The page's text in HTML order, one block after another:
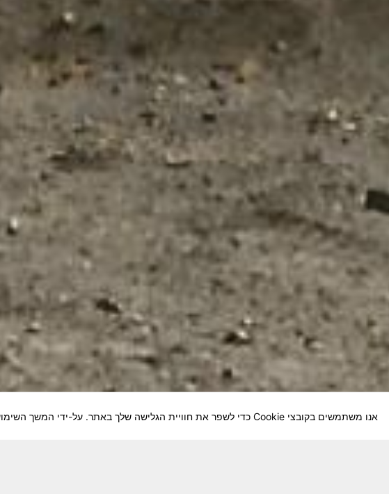
אנו משתמשים בקובצי Cookie כדי לשפר את חוויית הגלישה שלך באתר. על-ידי המשך השימוש באתר, אתה מסכים לשימוש שלנו בקובצי Cookie.